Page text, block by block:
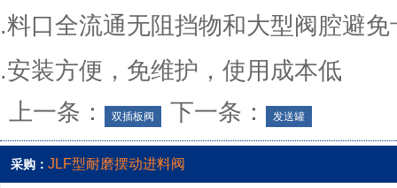
.料口全流通无阻挡物和大型阀腔避免
.安装方便，免维护，使用成本低
上一条：
双插板阀 下一条： 发送罐
采购： JLF型耐磨摆动进料阀